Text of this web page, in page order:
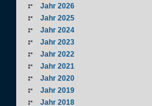
Jahr 2026
Jahr 2025
Jahr 2024
Jahr 2023
Jahr 2022
Jahr 2021
Jahr 2020
Jahr 2019
Jahr 2018